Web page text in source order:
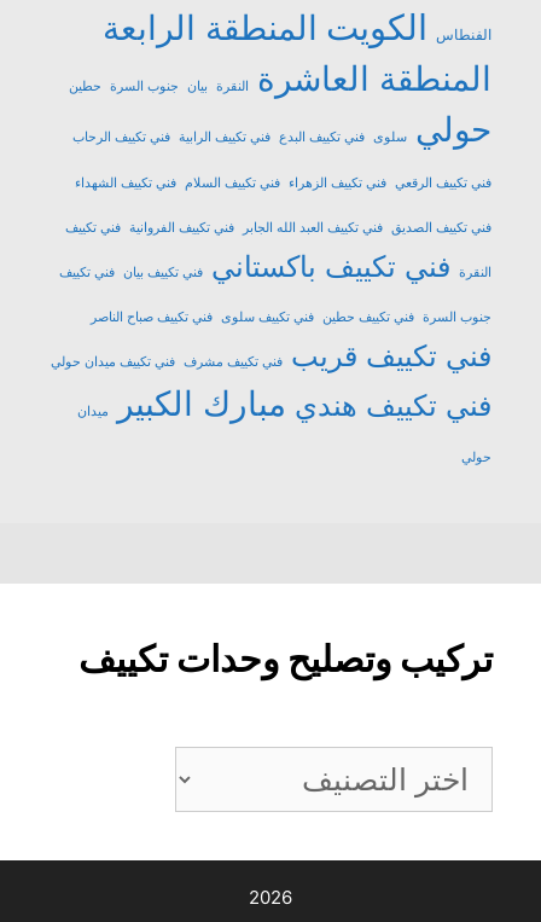
الفنطاس الكويت المنطقة الرابعة
المنطقة العاشرة
النقرة بيان جنوب السرة حطين
حولي سلوى فني تكييف البدع فني تكييف الرابية فني تكييف الرحاب
فني تكييف الرقعي فني تكييف الزهراء فني تكييف السلام فني تكييف الشهداء
فني تكييف الصديق فني تكييف العبد الله الجابر فني تكييف الفروانية فني تكييف
النقرة فني تكييف باكستاني فني تكييف بيان فني تكييف
جنوب السرة فني تكييف حطين فني تكييف سلوى فني تكييف صباح الناصر
فني تكييف قريب فني تكييف مشرف فني تكييف ميدان حولي
فني تكييف هندي مبارك الكبير ميدان
حولي
تركيب وتصليح وحدات تكييف
تركيب
وتصليح
وحدات
2026